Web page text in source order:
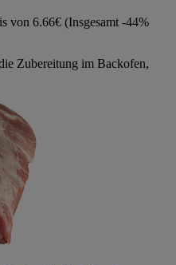
von 6.66€ (Insgesamt -44%
Zubereitung im Backofen,